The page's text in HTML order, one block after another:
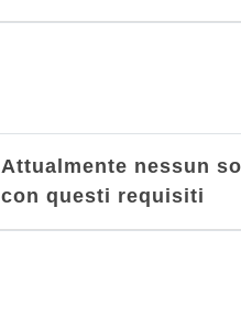
Attualmente nessun
con questi requisiti